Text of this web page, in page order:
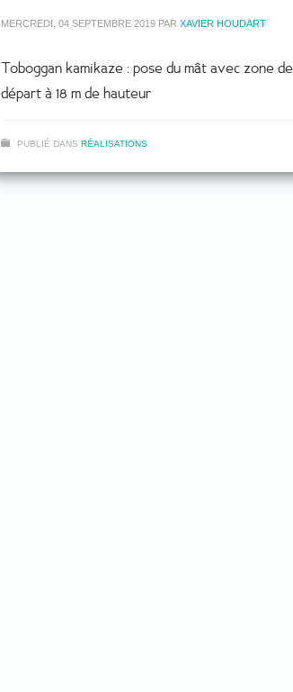
MERCREDI, 04 SEPTEMBRE 2019 PAR XAVIER HOUDART
Toboggan kamikaze : pose du mât avec zone de
départ à 18 m de hauteur
PUBLIÉ DANS RÉALISATIONS